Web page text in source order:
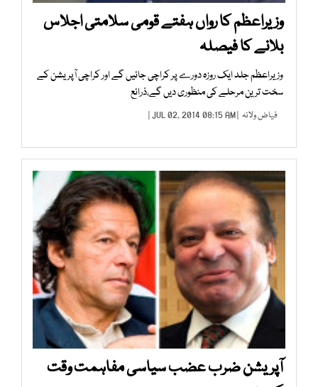
وزیراعظم کا رواں ہفتے قومی سلامتی اجلاس
بلانے کا فیصلہ
وزیراعظم جلد ایک روزہ دورے پر کراچی جائیں گے اور کراچی آپریشن کے
سخت ترین مرحلے کی منظوری دیں گے،ذرائع
فیاض ولانہ | JUL 02, 2014 08:15 AM |
آپریشن ضرب عضب سیاسی مفاہمت وقت